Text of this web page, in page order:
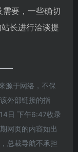
要，一些确切
长进行洽谈提
源于网络，不保
外部链接的指
日 下午6:47收录
网页的内容如出
总裁导航不承担